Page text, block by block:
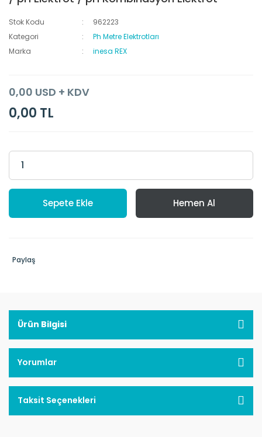
Stok Kodu
962223
Kategori
Ph Metre Elektrotları
Marka
inesa REX
0,00 USD + KDV
0,00 TL
Sepete Ekle Hemen Al
Paylaş
Ürün Bilgisi
Yorumlar
Taksit Seçenekleri